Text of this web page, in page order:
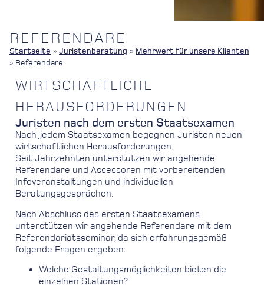
REFERENDARE
Startseite » Juristenberatung » Mehrwert für unsere Klienten
» Referendare
WIRTSCHAFTLICHE
HERAUSFORDERUNGEN
Juristen nach dem ersten Staatsexamen
Nach jedem Staatsexamen begegnen Juristen neuen
wirtschaftlichen Herausforderungen.
Seit Jahrzehnten unterstützen wir angehende
Referendare und Assessoren mit vorbereitenden
Infoveranstaltungen und individuellen
Beratungsgesprächen.
Nach Abschluss des ersten Staatsexamens
unterstützen wir angehende Referendare mit dem
Referendariatsseminar, da sich erfahrungsgemäß
folgende Fragen ergeben:
Welche Gestaltungsmöglichkeiten bieten die
einzelnen Stationen?